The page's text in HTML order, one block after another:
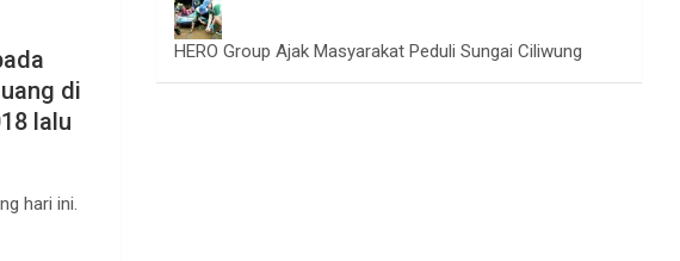
di
lalu
hari ini.
HERO Group Ajak Masyarakat Peduli Sungai Ciliwung